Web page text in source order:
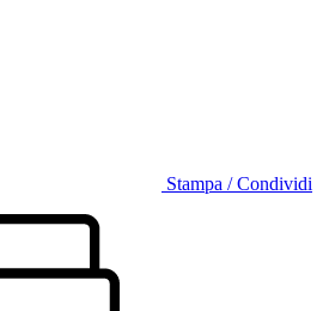
Stampa / Condividi